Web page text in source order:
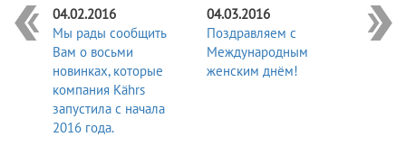
04.02.2016
Мы рады сообщить
Вам о восьми
новинках, которые
компания Kährs
запустила с начала
2016 года.
04.03.2016
Поздравляем с
Международным
женским днём!